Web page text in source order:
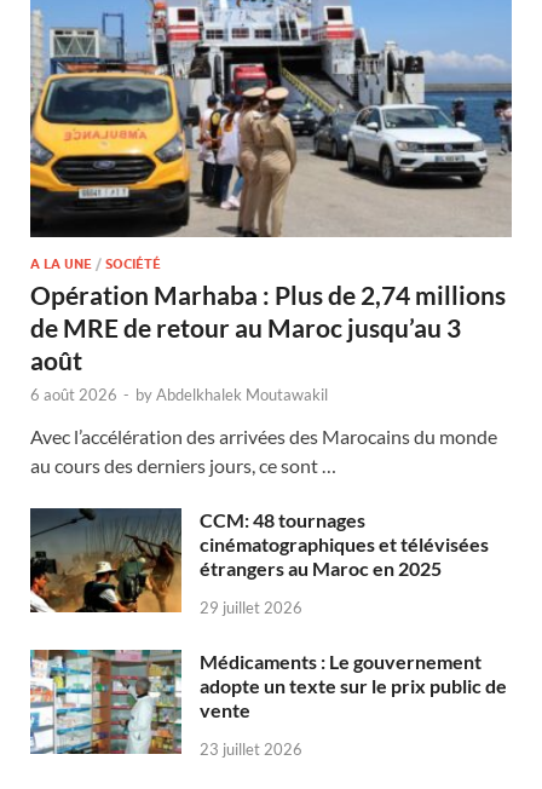
A LA UNE / SOCIÉTÉ
Opération Marhaba : Plus de 2,74 millions
de MRE de retour au Maroc jusqu’au 3
août
6 août 2026 - byAbdelkhalek Moutawakil
Avec l’accélération des arrivées des Marocains du monde
au cours des derniers jours, ce sont …
CCM: 48 tournages
cinématographiques et télévisées
étrangers au Maroc en 2025
29 juillet 2026
Médicaments : Le gouvernement
adopte un texte sur le prix public de
vente
23 juillet 2026